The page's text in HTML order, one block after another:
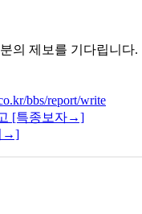
의 제보를 기다립니다.
bbs/report/write
[특종보자→]
→]